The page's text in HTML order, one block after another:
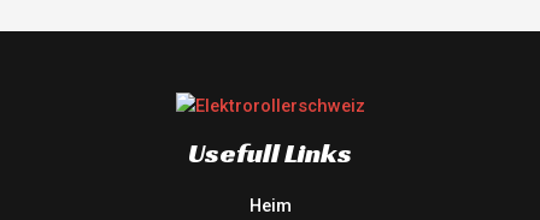
Usefull Links
Heim